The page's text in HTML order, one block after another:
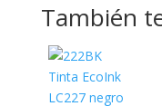
También